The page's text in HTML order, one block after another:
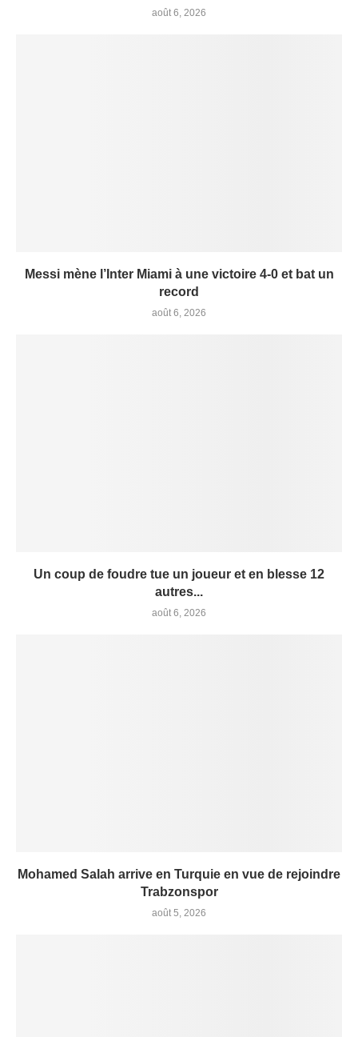
août 6, 2026
Messi mène l’Inter Miami à une victoire 4-0 et bat un
record
août 6, 2026
Un coup de foudre tue un joueur et en blesse 12
autres...
août 6, 2026
Mohamed Salah arrive en Turquie en vue de rejoindre
Trabzonspor
août 5, 2026